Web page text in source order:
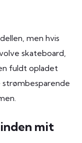
men hvis
skateboard,
fuldt opladet
strømbesparende
mit